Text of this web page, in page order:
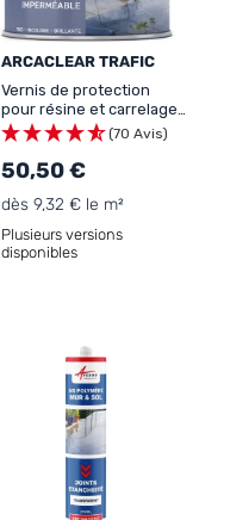
ARCACLEAR TRAFIC
Vernis de protection
pour résine et carrelage :
ARCACLEAR Trafic(70 Avis)
50,50 €
dès 9,32 € le m²
Plusieurs versions
disponibles